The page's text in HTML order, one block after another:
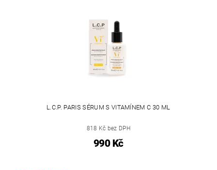
L.C.P. PARIS SÉRUM S VITAMÍNEM C 30 ML
818 Kč bez DPH
990 Kč